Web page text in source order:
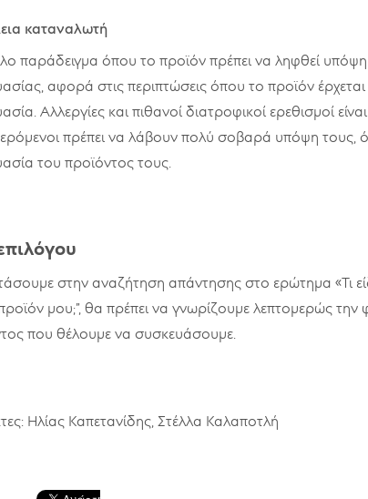
καταναλωτή
παράδειγμα όπου το προϊόν πρέπει να ληφθεί
αφορά στις περιπτώσεις όπου το προϊόν
Αλλεργίες και πιθανοί διατροφικοί ερεθισμοί
πρέπει να λάβουν πολύ σοβαρά υπόψη τους,
του προϊόντος τους.
στην αναζήτηση απάντησης στο ερώτημα «Τι
μου;”, θα πρέπει να γνωρίζουμε λεπτομερώς την
που θέλουμε να συσκευάσουμε.
Ηλίας Καπετανίδης, Στέλλα Καλαποτλή